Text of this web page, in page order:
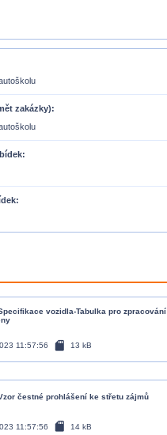
zakázky)
vozidla-Tabulka pro zpracování
11:57:56 sd_card 13 kB
čestné prohlášení ke střetu zájmů
11:57:56 sd_card 14 kB